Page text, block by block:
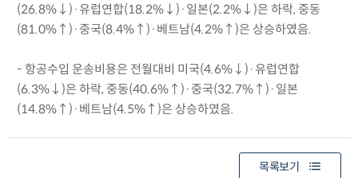
(26.8%↓)·유럽연합(18.2%↓)·일본(2.2%↓)은 하락, 중동
(81.0%↑)·중국(8.4%↑)·베트남(4.2%↑)은 상승하였음.
- 항공수입 운송비용은 전월대비 미국(4.6%↓)·유럽연합
(6.3%↓)은 하락, 중동(40.6%↑)·중국(32.7%↑)·일본
(14.8%↑)·베트남(4.5%↑)은 상승하였음.
목록보기